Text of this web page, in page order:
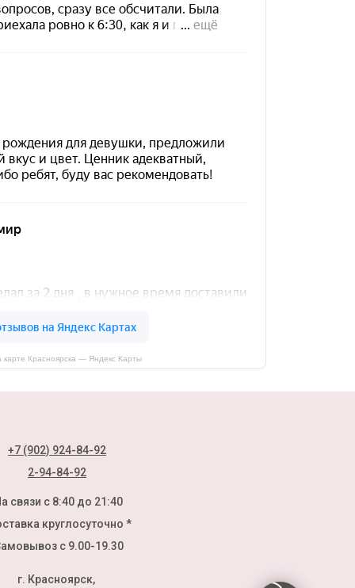
карте Красноярска — Яндекс Карты
связи с 8:40 до 21:40
круглосуточно *
с 9.00-19.30
г. Красноярск,
+7 (902) 924-84-92
2-94-84-92